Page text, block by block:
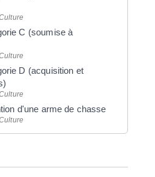
C (soumise à
D (acquisition et
d'une arme de chasse